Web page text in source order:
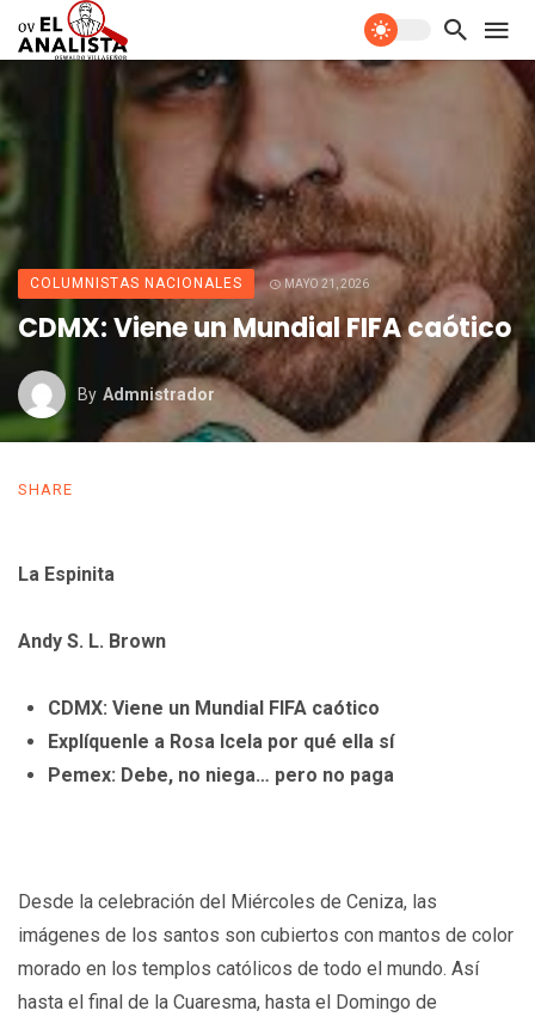
COLUMNISTAS NACIONALES MAYO 21, 2026
CDMX: Viene un Mundial FIFA caótico
By Admnistrador
SHARE
La Espinita
Andy S. L. Brown
CDMX: Viene un Mundial FIFA caótico
Explíquenle a Rosa Icela por qué ella sí
Pemex: Debe, no niega… pero no paga
Desde la celebración del Miércoles de Ceniza, las
imágenes de los santos son cubiertos con mantos de color
morado en los templos católicos de todo el mundo. Así
hasta el final de la Cuaresma, hasta el Domingo de